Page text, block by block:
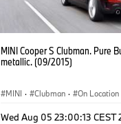
MINI Cooper S Clubman. Pure
metallic. (09/2015)
MINI · Clubman · On Location
Wed Aug 05 23:00:13 CEST